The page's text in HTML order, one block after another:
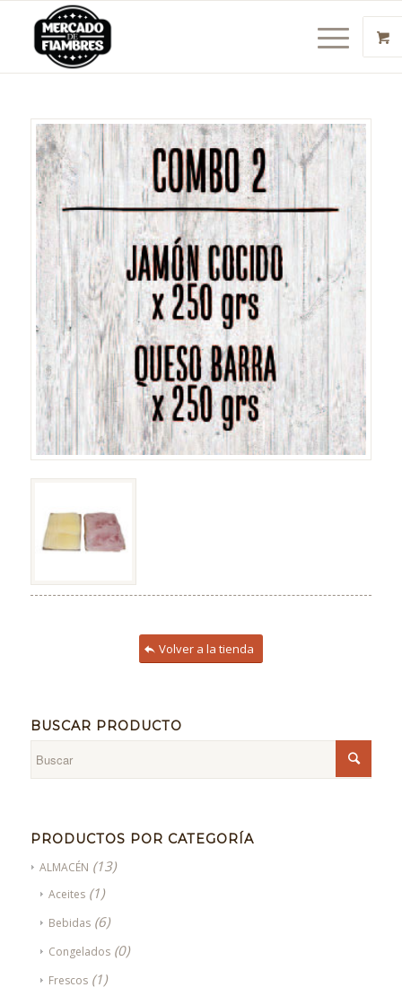
Volver a la tienda
BUSCAR PRODUCTO
PRODUCTOS POR CATEGORÍA
ALMACÉN (13)
Aceites (1)
Bebidas (6)
Congelados (0)
Frescos (1)